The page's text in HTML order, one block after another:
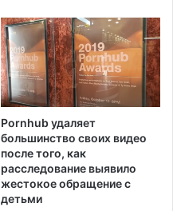
Pornhub удаляет
большинство своих видео
после того, как
расследование выявило
жестокое обращение с
детьми